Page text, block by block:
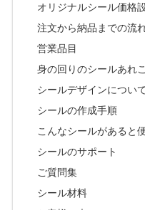
オリジナルシール価格
注文から納品までの流
営業品目
身の回りのシールあれ
シールデザインについ
シールの作成手順
こんなシールがあると
シールのサポート
ご質問集
シール材料